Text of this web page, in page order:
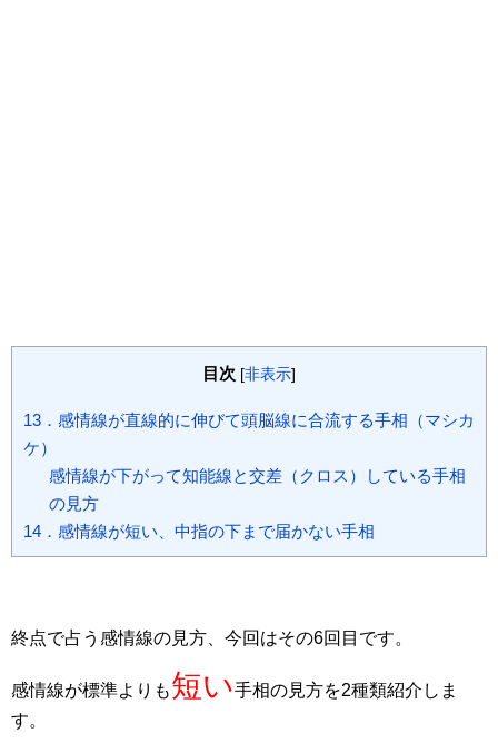
目次 [非表示]
13．感情線が直線的に伸びて頭脳線に合流する手相（マシカ
ケ）
感情線が下がって知能線と交差（クロス）している手相
の見方
14．感情線が短い、中指の下まで届かない手相
終点で占う感情線の見方、今回はその6回目です。
感情線が標準よりも短い手相の見方を2種類紹介しま
す。